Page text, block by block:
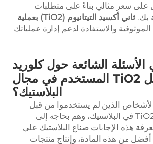
على سعر مثالي بناءً على متطلبات
بك.
ثاني أكسيد التيتانيوم (TiO2) بعملية
الموثوقية والاستفادة لدعم إدارة عملياتك
الأسئلة الشائعة حول كلوريد
الروتايل TiO2 المستخدم في مجال
البلاستيك؟
الذين لم يستخدموا من قبل
كلوريد الروتايل TiO2 في البلاستيك، وهم بحاجة إلى
هذه الإجابات صناع البلاستيك على
من هذه المادة، وإنتاج منتجات